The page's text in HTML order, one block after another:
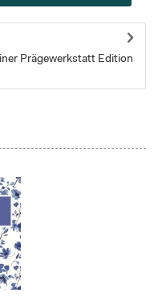
Prägewerkstatt Edition